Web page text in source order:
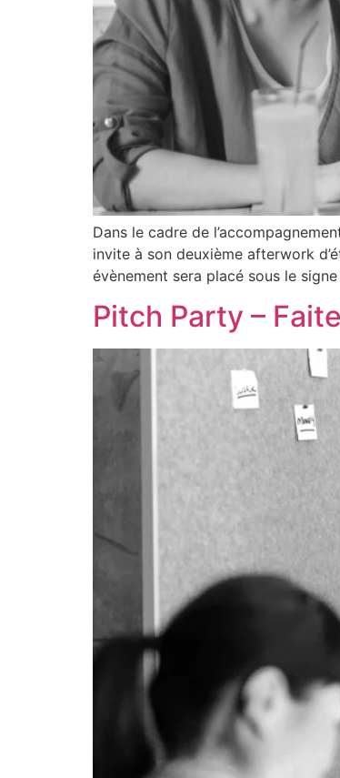
Dans le cadre de
invite à son deuxième afterwork
évènement sera placé sous le
Pitch Party –